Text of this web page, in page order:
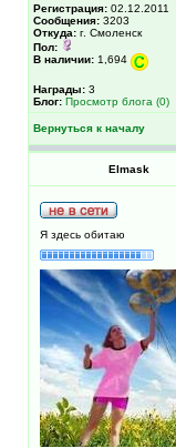
Регистрация: 02.12.2011
Сообщения: 3203
Откуда: г. Смоленск
Пол:
В наличии: 1,694
Награды: 3
Блог: Просмотр блога (0)
Вернуться к началу
Elmask
Я здесь обитаю